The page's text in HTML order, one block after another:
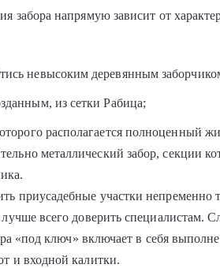
забора напрямую зависит от
невысоким деревянным
из сетки Рабица;
располагается полноценный
металлический забор, секции
приусадебные участки непременно
всего доверить специалистам.
«под ключ» включает в себя
и входной калитки.